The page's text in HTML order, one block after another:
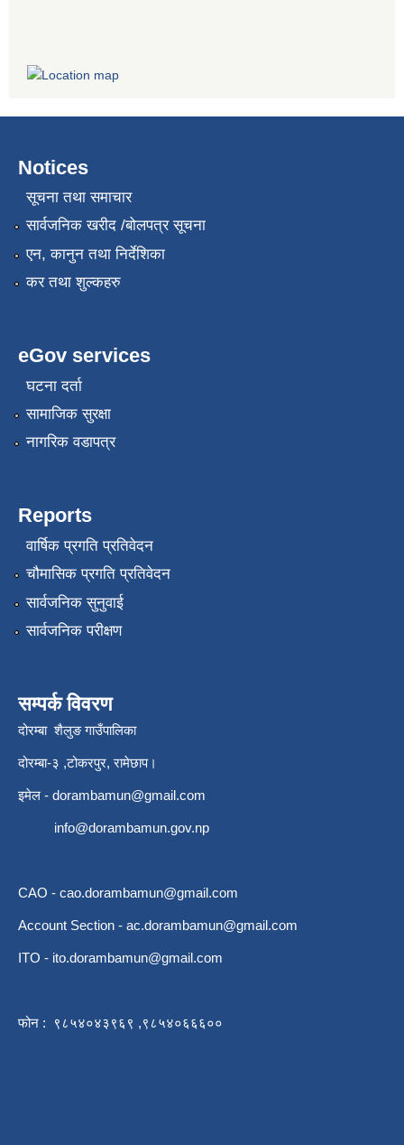
Notices
सूचना तथा समाचार
सार्वजनिक खरीद /बोलपत्र सूचना
एन, कानुन तथा निर्देशिका
कर तथा शुल्कहरु
eGov services
घटना दर्ता
सामाजिक सुरक्षा
नागरिक वडापत्र
Reports
वार्षिक प्रगति प्रतिवेदन
चौमासिक प्रगति प्रतिवेदन
सार्वजनिक सुनुवाई
सार्वजनिक परीक्षण
सम्पर्क विवरण
दोरम्बा शैलुङ गाउँपालिका
दोरम्बा-३ ,टोकरपुर, रामेछाप।
इमेल - dorambamun@gmail.com
info@dorambamun.gov.np
CAO - cao.dorambamun@gmail.com
Account Section - ac.dorambamun@gmail.com
ITO - ito.dorambamun@gmail.com
फोन : ९८५४०४३९६९ ,९८५४०६६६००